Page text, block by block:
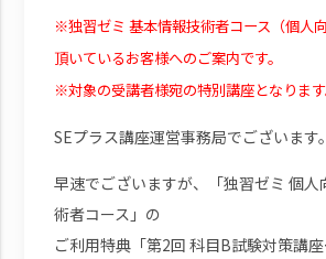
※独習ゼミ 基本情報技術者コース（個人
頂いているお客様へのご案内です。
※対象の受講者様宛の特別講座となります
SEプラス講座運営事務局でございます。
早速でございますが、「独習ゼミ 個人
術者コース」の
ご利用特典「第2回 科目B試験対策講